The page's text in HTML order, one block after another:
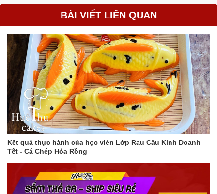
Chất lượng đảm bảo:
Đảm bảo chất lượng sản phẩm,
giao hàng nhanh chóng.
Ứng dụng:
Trang trí bánh sinh nhật, bánh cưới, bánh kỷ niệm.
Trang trí bánh trung thu, bánh tết.
Trang trí bánh cupcake, bánh mousse.
Trang trí bánh cho các sự kiện, tiệc party.
Hướng dẫn sử dụng:
Chuẩn bị đế bánh đã được phết một lớp hồ khô.
Cắt decal theo hình dáng mong muốn.
Đặt nhẹ nhàng decal lên đế bánh, căn chỉnh cho thật đều.
Ấn nhẹ để decal bám chắc vào bánh, đế bánh.
Để decal được bền màu, nên bảo quản nơi khô ráo, thoáng
BÀI VIẾT LIÊN QUAN
Kết quả thực hành của học viên Lớp Rau Câu Kinh Doanh
Tết - Cá Chép Hóa Rồng